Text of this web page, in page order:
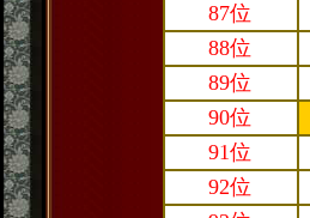
87位
88位
89位
90位
91位
92位